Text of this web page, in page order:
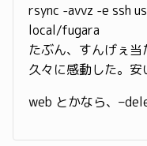
rsync -avvz -e ssh
local/fugara
たぶん、すんげぇ当
久々に感動した。安
web とかなら、